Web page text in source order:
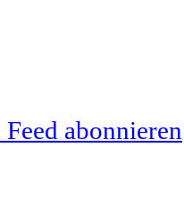
Feed abonnieren